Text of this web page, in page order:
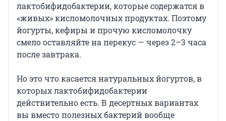
лактобифидобактерии, которые содержатся в
«живых» кисломолочных продуктах. Поэтому
йогурты, кефиры и прочую кисломолочку
смело оставляйте на перекус — через 2–3 часа
после завтрака.
Но это что касается натуральных йогуртов, в
которых лактобифидобактерии
действительно есть. В десертных вариантах
вы вместо полезных бактерий вообще